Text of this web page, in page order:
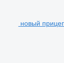
новый